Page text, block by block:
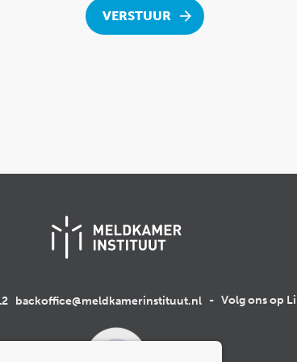
VERSTUUR
backoffice@meldkamerinstituut.nl - Volg ons op